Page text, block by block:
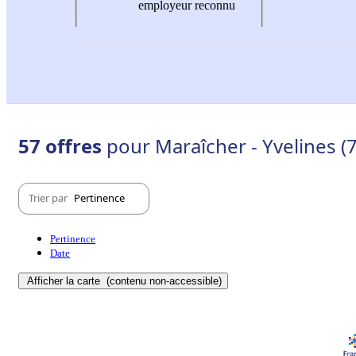
employeur reconnu
57 offres pour Maraîcher - Yvelines
Trier par Pertinence
Pertinence
Date
Afficher la carte (contenu non-accessible)